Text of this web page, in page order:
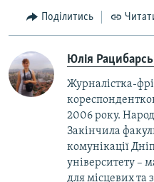
Поділитись
Юлія
Журналістка-
2006 року.
Закінчила
комунікації
університету –
для місцевих та